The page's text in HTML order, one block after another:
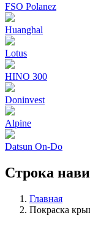
FSO Polanez
Huanghal
Lotus
HINO 300
Doninvest
Alpine
Datsun On-Do
Строка
Главная
Покраска